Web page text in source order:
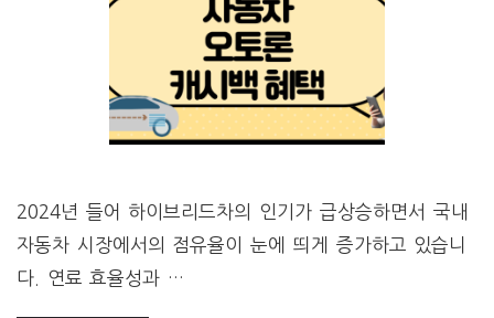
2024년 들어 하이브리드차의 인기가 급상승하면서 국내
자동차 시장에서의 점유율이 눈에 띄게 증가하고 있습니
다. 연료 효율성과 …